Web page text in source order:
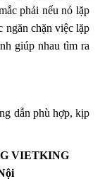
phải nếu nó lặp
ngăn chặn việc lặp
giúp nhau tìm ra
dẫn phù hợp, kịp
VIETKING